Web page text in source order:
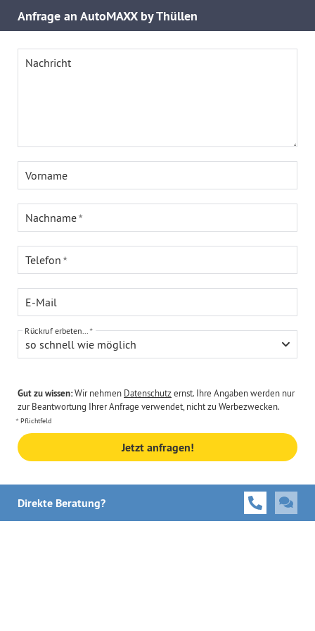
Anfrage an AutoMAXX by Thüllen
Nachricht
Vorname
Nachname
Telefon
E-Mail
so schnell wie möglich
Rückruf erbeten...
Gut zu wissen:Wir nehmen Datenschutzernst. Ihre Angaben werden nur
zur Beantwortung Ihrer Anfrage verwendet, nicht zu Werbezwecken.
Pflichtfeld
Jetzt anfragen!
Direkte Beratung?